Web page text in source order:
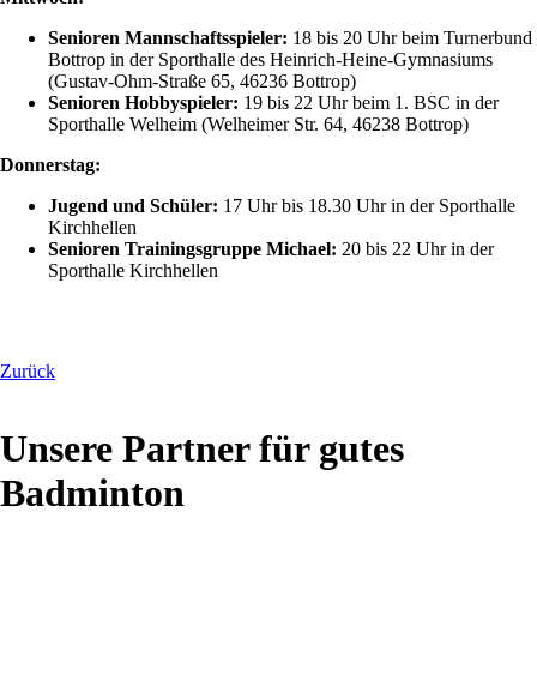
Senioren Mannschaftsspieler: 18 bis 20 Uhr beim Turnerbund
Bottrop in der Sporthalle des Heinrich-Heine-Gymnasiums
(Gustav-Ohm-Straße 65, 46236 Bottrop)
Senioren Hobbyspieler: 19 bis 22 Uhr beim 1. BSC in der
Sporthalle Welheim (Welheimer Str. 64, 46238 Bottrop)
Donnerstag:
Jugend und Schüler: 17 Uhr bis 18.30 Uhr in der Sporthalle
Kirchhellen
Senioren Trainingsgruppe Michael: 20 bis 22 Uhr in der
Sporthalle Kirchhellen
Zurück
Unsere Partner für gutes
Badminton